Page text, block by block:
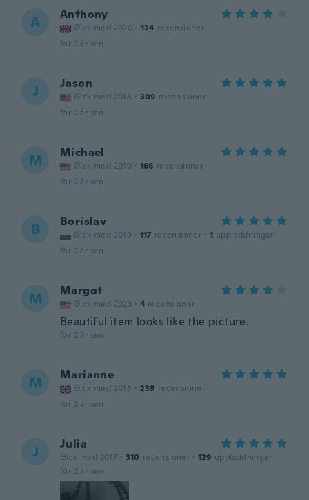
A Anthony
Gick med 2020 · 124 recensioner
för 2 år sen
J Jason
Gick med 2018 · 309 recensioner
för 2 år sen
M Michael
Gick med 2019 · 166 recensioner
för 2 år sen
B Borislav
Gick med 2019 · 117 recensioner · 1 uppladdningar
för 2 år sen
M Margot
Gick med 2023 · 4 recensioner
Beautiful item looks like the picture.
för 2 år sen
M Marianne
Gick med 2018 · 239 recensioner
för 2 år sen
J Julia
Gick med 2017 · 310 recensioner · 129 uppladdningar
för 2 år sen